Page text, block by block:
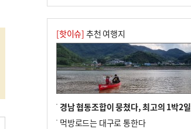
[핫이슈] 추천 여행지
먹방로드는 대구로 통한다